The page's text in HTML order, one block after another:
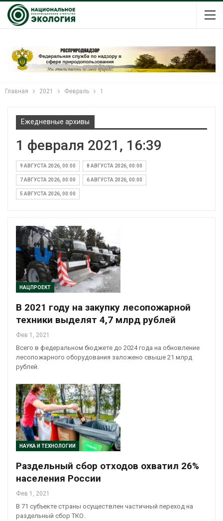
Главная 2021 Февраль 1
Ежедневные архивы
1 февраля 2021, 16:39
9 АВГУСТА 2026, 00:00 8 АВГУСТА 2026, 00:00
7 АВГУСТА 2026, 00:00 6 АВГУСТА 2026, 00:00
5 АВГУСТА 2026, 00:00
НАЦПРОЕКТ
В 2021 году на закупку лесопожарной
техники выделят 4,7 млрд рублей
Фев 1, 2021
Всего в федеральном бюджете до 2024 года на обновление
лесопожарного оборудования заложено свыше 21 млрд
рублей.
НАУКА И ТЕХНОЛОГИИ
Раздельный сбор отходов охватил 26%
населения России
Фев 1, 2021
В 71 субъекте страны осуществлен частичный переход на
раздельный сбор ТКО.